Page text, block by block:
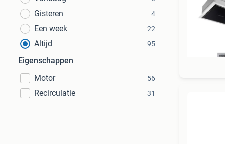
Gisteren 4
Een week 22
Altijd 95
Eigenschappen
Motor
56
Recirculatie 31